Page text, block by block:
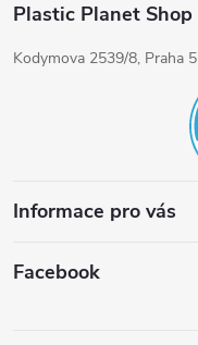
Plastic Planet Shop
Kodymova 2539/8, Praha
Informace pro vás
Facebook